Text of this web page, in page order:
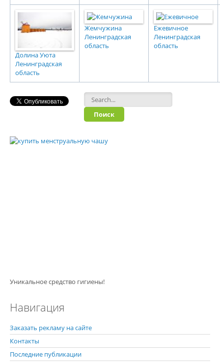
Долина Уюта
Ленинградская
область
Жемчужина
Ленинградская
область
Ежевичное
Ленинградская
область
Форма поиска
Уникальное средство гигиены!
Навигация
Заказать рекламу на сайте
Контакты
Последние публикации